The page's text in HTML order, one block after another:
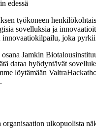
työkoneen
sovelluksia ja
joka
Jamkin
dataa hyödyntävät
löytämään
ulkopuolista